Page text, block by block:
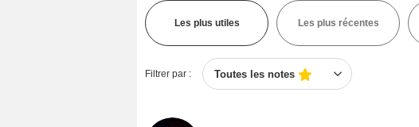
Les plus utiles Les plus récentes
Filtrer par : Toutes les notes